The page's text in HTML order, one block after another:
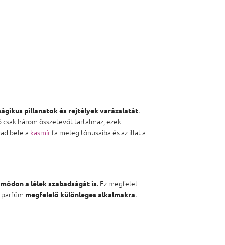
pillanatok és rejtélyek varázslatát.
három összetevőt tartalmaz, ezek
bele a kasmír fa meleg tónusaiba és az illat a
a lélek szabadságát is. Ez megfelel
megfelelő különleges alkalmakra.